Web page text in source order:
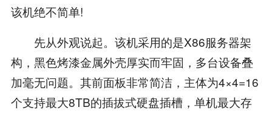
该机绝不简单!
先从外观说起。该机采用的是X86服务器架
构，黑色烤漆金属外壳厚实而牢固，多台设备叠
加毫无问题。其前面板非常简洁，主体为4×4=16
个支持最大8TB的插拔式硬盘插槽，单机最大存